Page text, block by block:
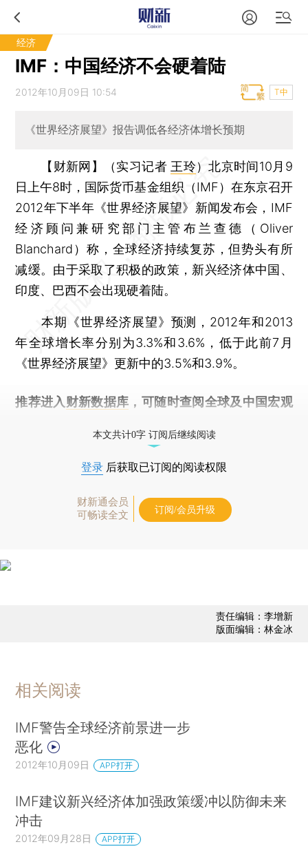
经济
IMF：中国经济不会硬着陆
2012年10月09日 10:54 T中
《世界经济展望》报告调低各经济体增长预期
【财新网】（实习记者 王玲）北京时间10月9
日上午8时，国际货币基金组织（IMF）在东京召开
2012年下半年《世界经济展望》新闻发布会，IMF
经济顾问兼研究部门主管布兰查德（Oliver
Blanchard）称，全球经济持续复苏，但势头有所
减缓。由于采取了积极的政策，新兴经济体中国、
印度、巴西不会出现硬着陆。
本期《世界经济展望》预测，2012年和2013
年全球增长率分别为3.3%和3.6%，低于此前7月
《世界经济展望》更新中的3.5%和3.9%。
推荐进入 财新数据库 ，可随时查阅全球及中国宏观
本文共计0字 订阅后继续阅读
登录 后获取已订阅的阅读权限
财新通会员
可畅读全文
订阅/会员升级
责任编辑：李增新
版面编辑：林金冰
相关阅读
IMF警告全球经济前景进一步
恶化
2012年10月09日 APP打开
IMF建议新兴经济体加强政策缓冲以防御未来
冲击
2012年09月28日 APP打开